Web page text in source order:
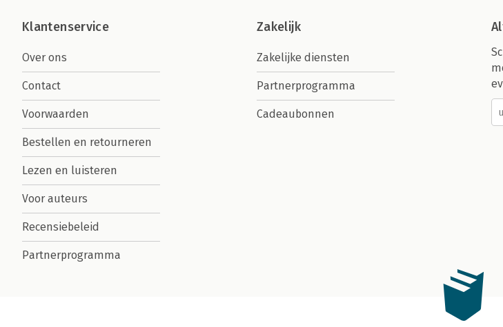
Klantenservice
Over ons
Contact
Voorwaarden
Bestellen en retourneren
Lezen en luisteren
Voor auteurs
Recensiebeleid
Partnerprogramma
Zakelijk
Zakelijke diensten
Partnerprogramma
Cadeaubonnen